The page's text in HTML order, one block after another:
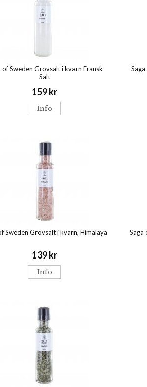
of Sweden Grovsalt i kvarn Fransk
Salt
159 kr
Info
Sweden Grovsalt i kvarn, Himalaya
139 kr
Info
Saga